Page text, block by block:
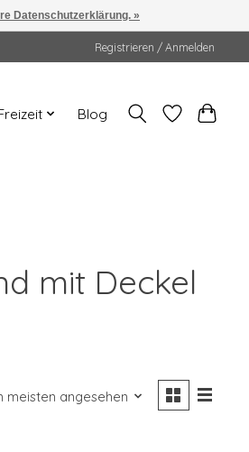
Registrieren / Anmelden
Blog
mit Deckel
meisten angesehen
Datenschutzerklärung. »